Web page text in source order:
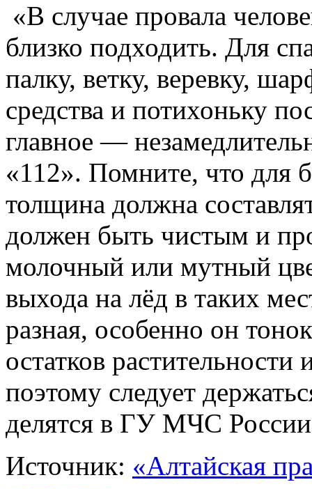
«В случае провала
близко подходить. Для
палку, ветку, веревку,
средства и потихоньку
главное —
«112». Помните, что для
толщина должна
должен быть чистым и
молочный или мутный
выхода на лёд в таких
разная, особенно он
остатков
поэтому следует
делятся в ГУ МЧС
Источник: «Алтайская